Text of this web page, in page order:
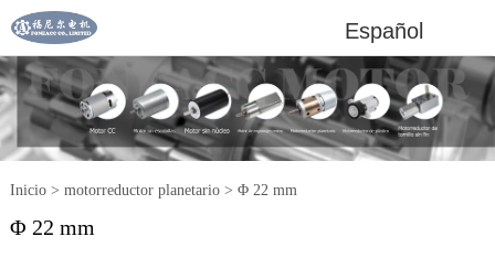
Español
Inicio> motorreductor planetario> Φ 22 mm
Φ 22 mm